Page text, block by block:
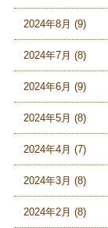
2024年8月 (9)
2024年7月 (8)
2024年6月 (9)
2024年5月 (8)
2024年4月 (7)
2024年3月 (8)
2024年2月 (8)